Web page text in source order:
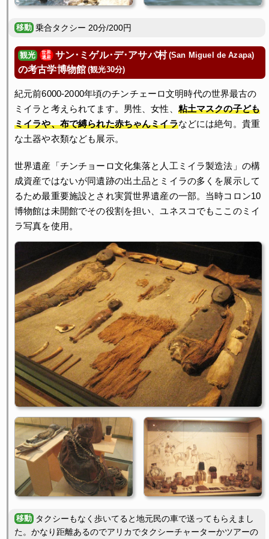
乗合タクシー 20分/200円
観光
世界
遺産
サン･ミゲル･デ･アサパ村 (San Miguel de Azapa)
の考古学博物館 (観光30分)
紀元前6000-2000年頃のチンチェーロ文明時代の世界最古の
ミイラと考えられてます。男性、女性、 粘土マスクの子ども
ミイラや、布で縛られた赤ちゃんミイラなどには絶句。貴重
な土器や衣類なども展示。
世界遺産「チンチョーロ文化集落と人工ミイラ製造法」の構
成資産ではないが同遺跡の出土品とミイラの多くを展示して
るため最重要施設とされ実質世界遺産の一部。当時コロン10
博物館は未開館でその役割を担い、ユネスコでもここのミイ
ラ写真を使用。
タクシーもなく歩いてると地元民の車で送ってもらえまし
た。かなり距離あるのでアリカでタクシーチャーターかツアーの